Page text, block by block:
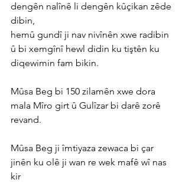
dengên nalînê li dengên kûçikan zêde
dibin,
hemû gundî ji nav nivînên xwe radibin
û bi xemgînî hewl didin ku tiştên ku
diqewimin fam bikin.
Mûsa Beg bi 150 zilamên xwe dora
mala Mîro girt û Gulîzar bi darê zorê
revand.
Mûsa Beg ji îmtiyaza zewaca bi çar
jinên ku olê ji wan re wek mafê wî nas
kir